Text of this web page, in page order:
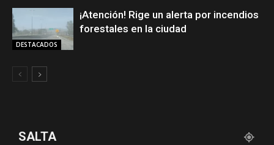
DESTACADOS
¡Atención! Rige un alerta por incendios
forestales en la ciudad
SALTA